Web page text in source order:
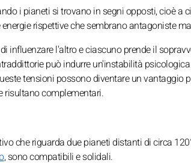
i pianeti si trovano in segni opposti, cioè a
rispettive che sembrano antagoniste
influenzare l'altro e ciascuno prende il
può indurre un'instabilità
tensioni possono diventare un vantaggio
risultano complementari.
che riguarda due pianeti distanti di circa
, sono compatibili e solidali.